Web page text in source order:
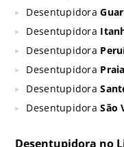
Desentupidora
Desentupidora
Desentupidora
Desentupidora
Desentupidora
DesentupidoraSão
Desentupidora no